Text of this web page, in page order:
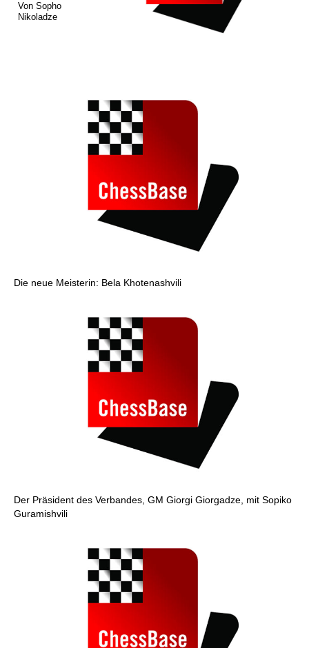
Von Sopho
Nikoladze
Die neue Meisterin: Bela Khotenashvili
Der Präsident des Verbandes, GM Giorgi Giorgadze, mit Sopiko
Guramishvili